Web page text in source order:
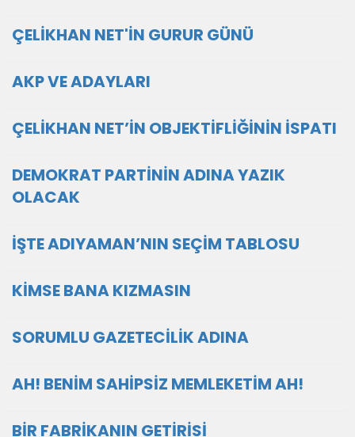
ÇELİKHAN NET'İN GURUR GÜNÜ
AKP VE ADAYLARI
ÇELİKHAN NET’İN OBJEKTİFLİĞİNİN İSPATI
DEMOKRAT PARTİNİN ADINA YAZIK
OLACAK
İŞTE ADIYAMAN’NIN SEÇİM TABLOSU
KİMSE BANA KIZMASIN
SORUMLU GAZETECİLİK ADINA
AH! BENİM SAHİPSİZ MEMLEKETİM AH!
BİR FABRİKANIN GETİRİSİ